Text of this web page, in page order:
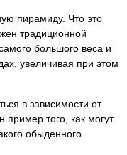
пирамиду. Что это
традиционной
большого веса и
увеличивая при этом
в зависимости от
пример того, как могут
обыденного